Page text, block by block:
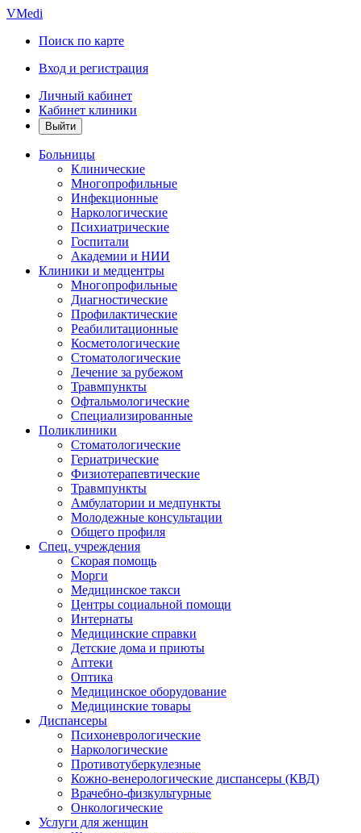
VMedi
Поиск по карте
Вход и регистрация
Личный кабинет
Кабинет клиники
Больницы
Клинические
Многопрофильные
Инфекционные
Наркологические
Психиатрические
Госпитали
Академии и НИИ
Клиники и медцентры
Многопрофильные
Диагностические
Профилактические
Реабилитационные
Косметологические
Стоматологические
Лечение за рубежом
Травмпункты
Офтальмологические
Специализированные
Поликлиники
Стоматологические
Гериатрические
Физиотерапевтические
Травмпункты
Амбулатории и медпункты
Молодежные консультации
Общего профиля
Спец. учреждения
Скорая помощь
Морги
Медицинское такси
Центры социальной помощи
Интернаты
Медицинские справки
Детские дома и приюты
Аптеки
Оптика
Медицинское оборудование
Медицинские товары
Диспансеры
Психоневрологические
Наркологические
Противотуберкулезные
Кожно-венерологические диспансеры (КВД)
Врачебно-физкультурные
Онкологические
Услуги для женщин